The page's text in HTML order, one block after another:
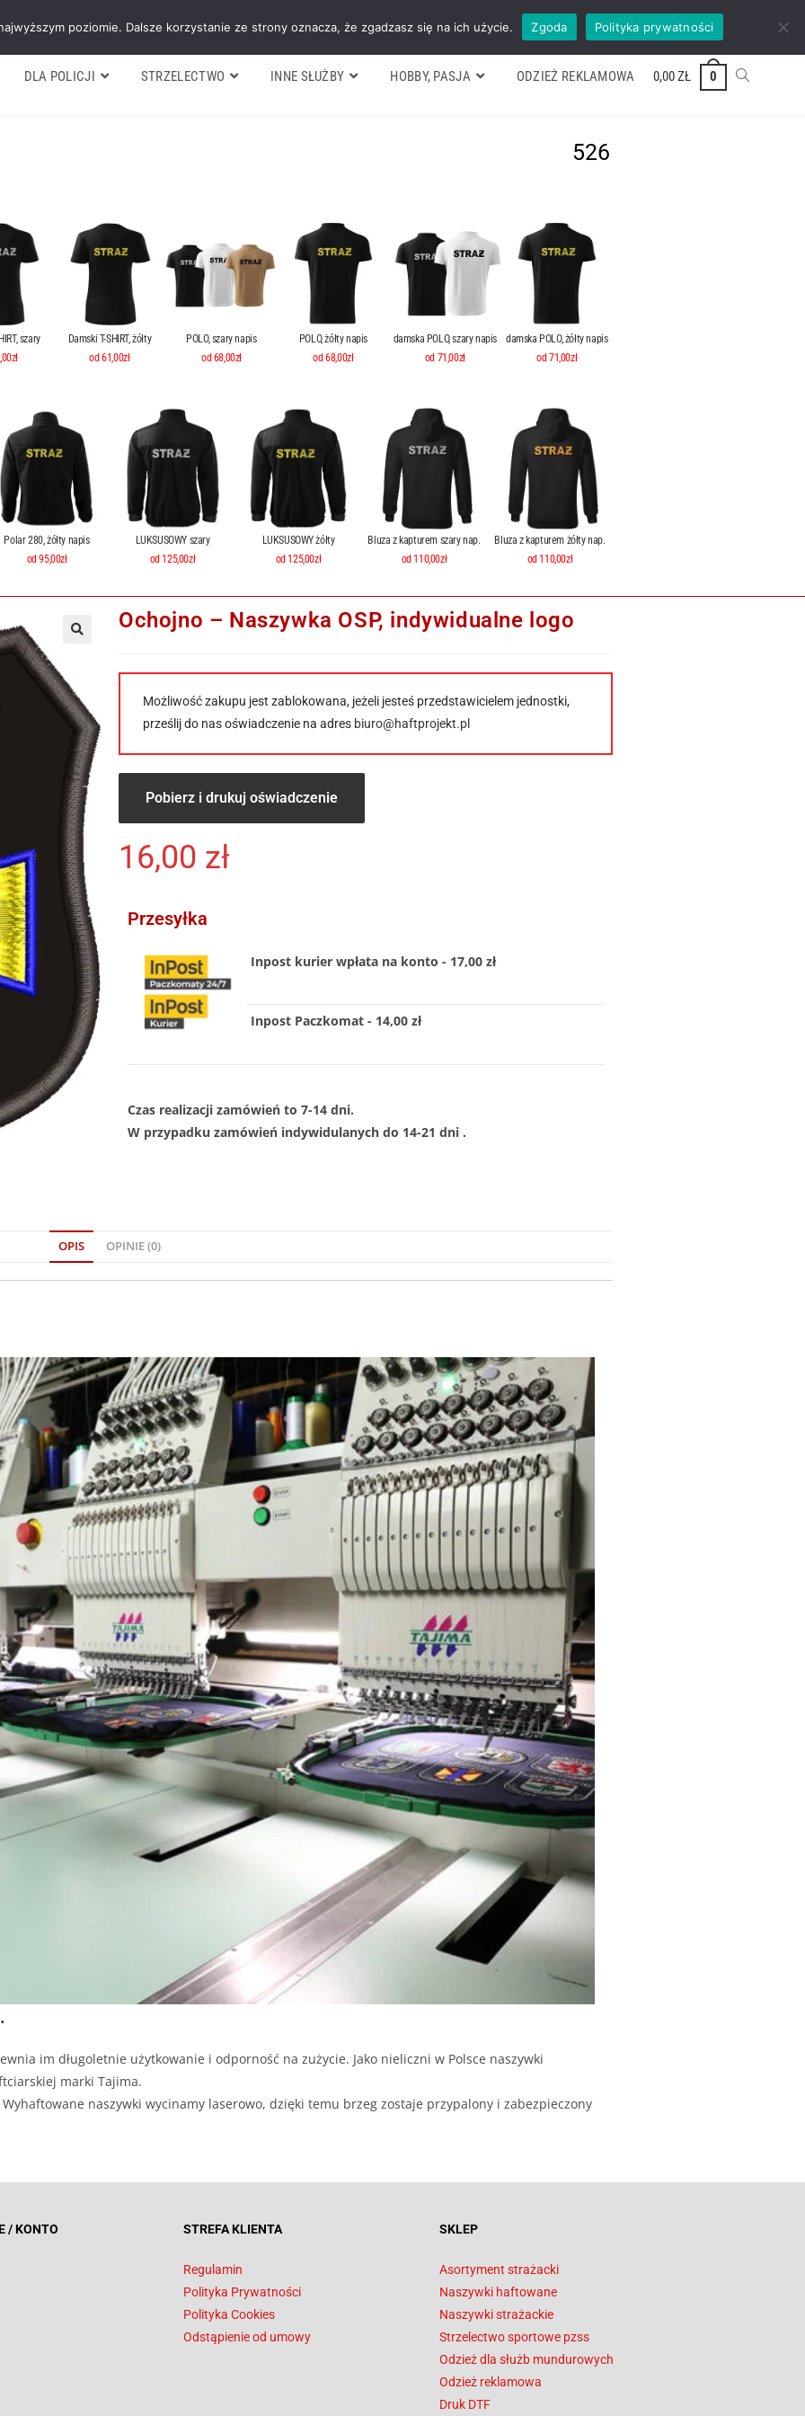
Formularz wyceny Kontakt ZADZWOŃ TEL. 600 352 938
DLA POLICJI STRZELECTWO INNE SŁUŻBY HOBBY, PASJA ODZIEŻ REKLAMOWA 0,00ZŁ 0
526
szary
Damski T-SHIRT, żółty
od 61,00zł
POLO, szary napis
od 68,00zł
POLO, żółty napis
od 68,00zł
damska POLO, szary napis
od 71,00zł
damska POLO, żółty napis
od 71,00zł
Polar 280, żółty napis
od 95,00zł
LUKSUSOWY szary
od 125,00zł
LUKSUSOWY żółty
od 125,00zł
Bluza z kapturem szary nap.
od 110,00zł
Bluza z kapturem żółty nap.
od 110,00zł
Ochojno – Naszywka OSP, indywidualne logo
Możliwość zakupu jest zablokowana, jeżeli jesteś przedstawicielem jednostki,
prześlij do nas oświadczenie na adres biuro@haftprojekt.pl
Pobierz i drukuj oświadczenie
16,00 zł
Przesyłka
Inpost kurier wpłata na konto - 17,00 zł
Inpost Paczkomat - 14,00 zł
Czas realizacji zamówień to 7-14 dni.
W przypadku zamówień indywidulanych do 14-21 dni .
OPIS OPINIE (0)
im długoletnie użytkowanie i odporność na zużycie. Jako nieliczni w Polsce naszywki
marki Tajima.
naszywki wycinamy laserowo, dzięki temu brzeg zostaje przypalony i zabezpieczony
/ KONTO STREFA KLIENTA
Regulamin
Polityka Prywatności
Polityka Cookies
Odstąpienie od umowy
SKLEP
Asortyment strażacki
Naszywki haftowane
Naszywki strażackie
Strzelectwo sportowe pzss
Odzież dla służb mundurowych
Odzież reklamowa
Druk DTF
poziomie. Dalsze korzystanie ze strony oznacza, że zgadzasz się na ich użycie. Zgoda Polityka prywatności